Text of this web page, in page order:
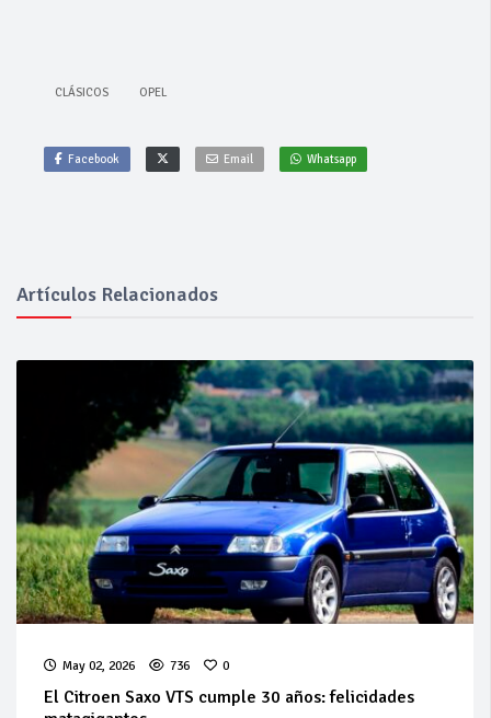
CLÁSICOS OPEL
Facebook Email Whatsapp
Artículos Relacionados
May 02, 2026 736 0
El Citroen Saxo VTS cumple 30 años: felicidades